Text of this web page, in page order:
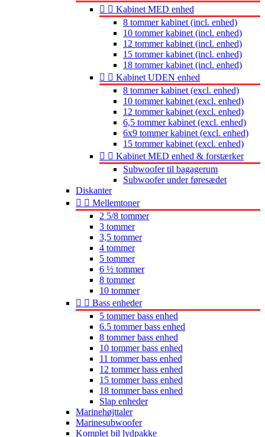
  Kabinet MED enhed
8 tommer kabinet (incl. enhed)
10 tommer kabinet (incl. enhed)
12 tommer kabinet (incl. enhed)
15 tommer kabinet (incl. enhed)
18 tommer kabinet (incl. enhed)
  Kabinet UDEN enhed
8 tommer kabinet (excl. enhed)
10 tommer kabinet (excl. enhed)
12 tommer kabinet (excl. enhed)
6,5 tommer kabinet (excl. enhed)
6x9 tommer kabinet (excl. enhed)
15 tommer kabinet (excl. enhed)
  Kabinet MED enhed & forstærker
Subwoofer til bagagerum
Subwoofer under føresædet
Diskanter
  Mellemtoner
2 5/8 tommer
3 tommer
3,5 tommer
4 tommer
5 tommer
6 ½ tommer
8 tommer
10 tommer
  Bass enheder
5 tommer bass enhed
6.5 tommer bass enhed
8 tommer bass enhed
10 tommer bass enhed
11 tommer bass enhed
12 tommer bass enhed
15 tommer bass enhed
18 tommer bass enhed
Slap enheder
Marinehøjttaler
Marinesubwoofer
Komplet bil lydpakke